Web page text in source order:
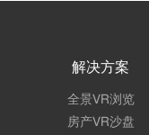
解决方案
全景VR浏览
房产VR沙盘